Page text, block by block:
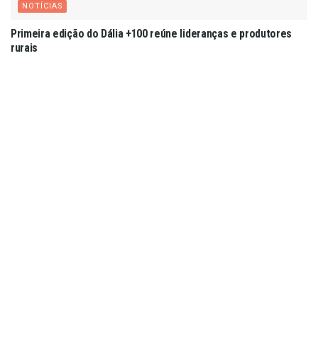
NOTÍCIAS
Primeira edição do Dália +100 reúne lideranças e produtores
rurais